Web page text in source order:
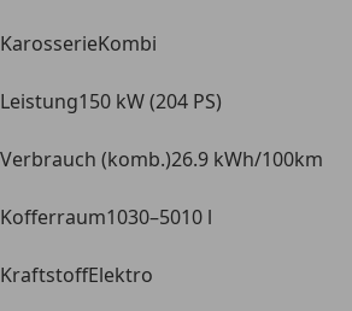
KarosserieKombi
Leistung150 kW (204 PS)
Verbrauch (komb.)26.9 kWh/100km
Kofferraum1030–5010 l
KraftstoffElektro